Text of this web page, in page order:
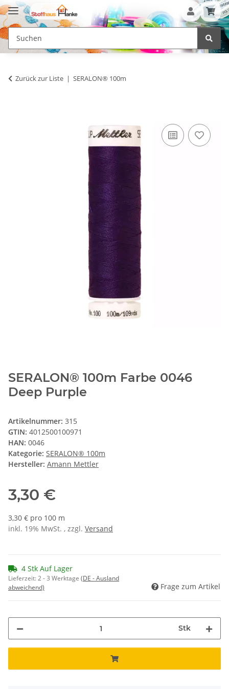
Zurück zur Liste SERALON® 100m
SERALON® 100m Farbe 0046
Deep Purple
Artikelnummer: 315
GTIN: 4012500100971
HAN: 0046
Kategorie: SERALON® 100m
Hersteller: Amann Mettler
3,30 €
3,30 € pro 100 m
inkl. 19% MwSt. , zzgl. Versand
4 Stk Auf Lager
Lieferzeit:2 - 3 Werktage (DE - Ausland
abweichend)
Frage zum Artikel
Stk